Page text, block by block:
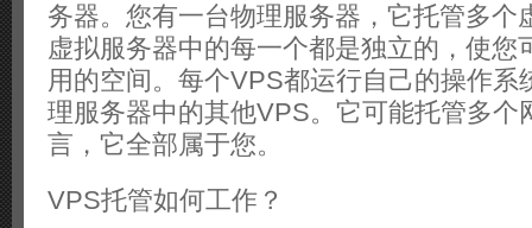
务器。您有一台物理服务器，它托管多个
虚拟服务器中的每一个都是独立的，使您
用的空间。每个VPS都运行自己的操作系
理服务器中的其他VPS。它可能托管多个
言，它全部属于您。
VPS托管如何工作？